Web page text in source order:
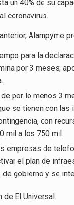
un 40% de su
coronavirus.
Alampyme
para la
por 3 meses;
por lo menos 3
se tienen con
con
mil a los 750 mil.
empresas de
el plan de
de gobierno y se
de El Universal.